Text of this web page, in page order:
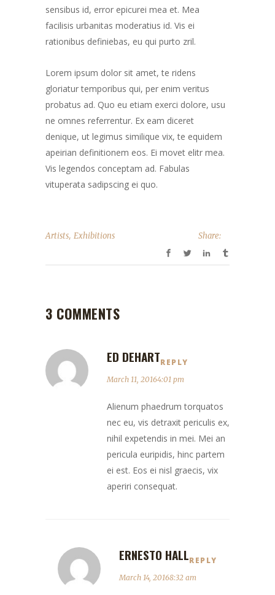
sensibus id, error epicurei mea et. Mea
facilisis urbanitas moderatius id. Vis ei
rationibus definiebas, eu qui purto zril.
Lorem ipsum dolor sit amet, te ridens
gloriatur temporibus qui, per enim veritus
probatus ad. Quo eu etiam exerci dolore, usu
ne omnes referrentur. Ex eam diceret
denique, ut legimus similique vix, te equidem
apeirian definitionem eos. Ei movet elitr mea.
Vis legendos conceptam ad. Fabulas
vituperata sadipscing ei quo.
Artists, Exhibitions Share:
3 COMMENTS
ED DEHARTREPLY
March 11, 20164:01 pm
Alienum phaedrum torquatos
nec eu, vis detraxit periculis ex,
nihil expetendis in mei. Mei an
pericula euripidis, hinc partem
ei est. Eos ei nisl graecis, vix
aperiri consequat.
ERNESTO HALLREPLY
March 14, 20168:32 am